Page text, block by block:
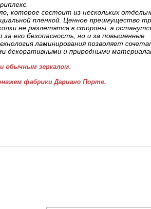
которое состоит из нескольких
пленкой. Ценное преимущество
не разлетятся в стороны, а
его безопасность, но и за повышенные
ламинирования позволяет
декоративными и природными
обычным зеркалом.
фабрики Дариано Порте.